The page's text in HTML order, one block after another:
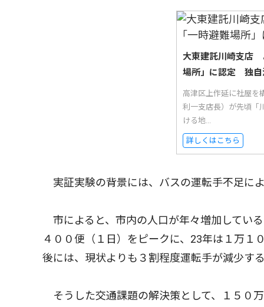
大東建託川崎支店
場所」に認定 独自
高津区上作延に社屋を
利一支店長）が先頃「
ける地...
詳しくはこちら
実証実験の背景には、バスの運転手不足に
市によると、市内の人口が年々増加してい
４００便（１日）をピークに、23年は１万１
後には、現状よりも３割程度運転手が減少す
そうした交通課題の解決策として、１５０